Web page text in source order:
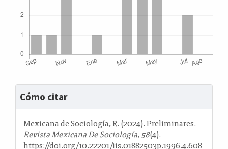
Detalles
del
artículo
Cómo citar
Mexicana de Sociología, R. (2024). Preliminares.
Revista Mexicana De Sociología,58(4).
https://doi.org/10.22201/iis.01882503p.1996.4.608